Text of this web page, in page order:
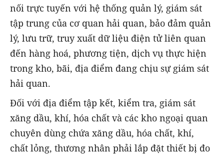
nối trực tuyến với hệ thống quản lý, giám sát
tập trung của cơ quan hải quan, bảo đảm quản
lý, lưu trữ, truy xuất dữ liệu điện tử liên quan
đến hàng hoá, phương tiện, dịch vụ thực hiện
trong kho, bãi, địa điểm đang chịu sự giám sát
hải quan.
Đối với địa điểm tập kết, kiểm tra, giám sát
xăng dầu, khí, hóa chất và các kho ngoại quan
chuyên dùng chứa xăng dầu, hóa chất, khí,
chất lỏng, thương nhân phải lắp đặt thiết bị đo